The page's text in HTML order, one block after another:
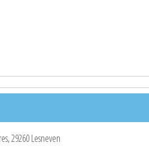
29260 Lesneven